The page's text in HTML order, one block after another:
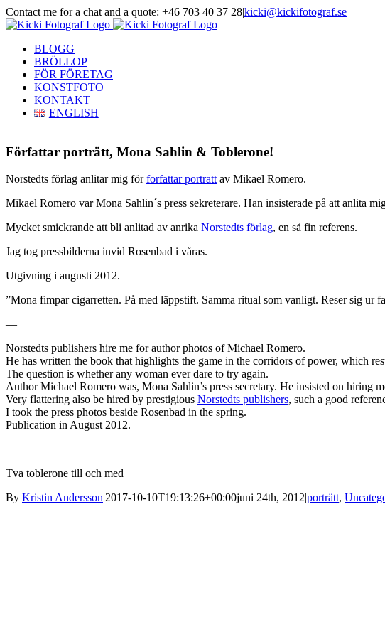
Skip
to
Contact me for a chat and a quote: +46 703 40 37 28|kicki@kickifotograf.se
Instagram
Facebook
BLOGG
BRÖLLOP
FÖR FÖRETAG
KONSTFOTO
KONTAKT
ENGLISH
Författar porträtt, Mona Sahlin & Toblerone!
Norstedts förlag anlitar mig förforfattar portrattav Mikael Romero.
Mikael Romero var Mona Sahlin´s press sekreterare. Han insisterade på att anlita
Mycket smickrande att bli anlitad av anrika Norstedts förlag, en så fin referens.
Jag tog pressbilderna invid Rosenbad i våras.
Utgivning i augusti 2012.
”Mona fimpar cigarretten. På med läppstift. Samma ritual som vanligt. Reser sig
—
Norstedts publishers hire me for author photos of Michael Romero.
He has written the book that highlights the game in the corridors of power, which
The question is whether any woman ever dare to try again.
Author Michael Romero was, Mona Sahlin’s press secretary. He insisted on hiring
Very flattering also be hired by prestigious Norstedts publishers, such a good
I took the press photos beside Rosenbad in the spring.
Publication in August 2012.
Tva toblerone till och med
By Kristin Andersson|2017-10-10T19:13:26+00:00juni 24th, 2012|porträtt,